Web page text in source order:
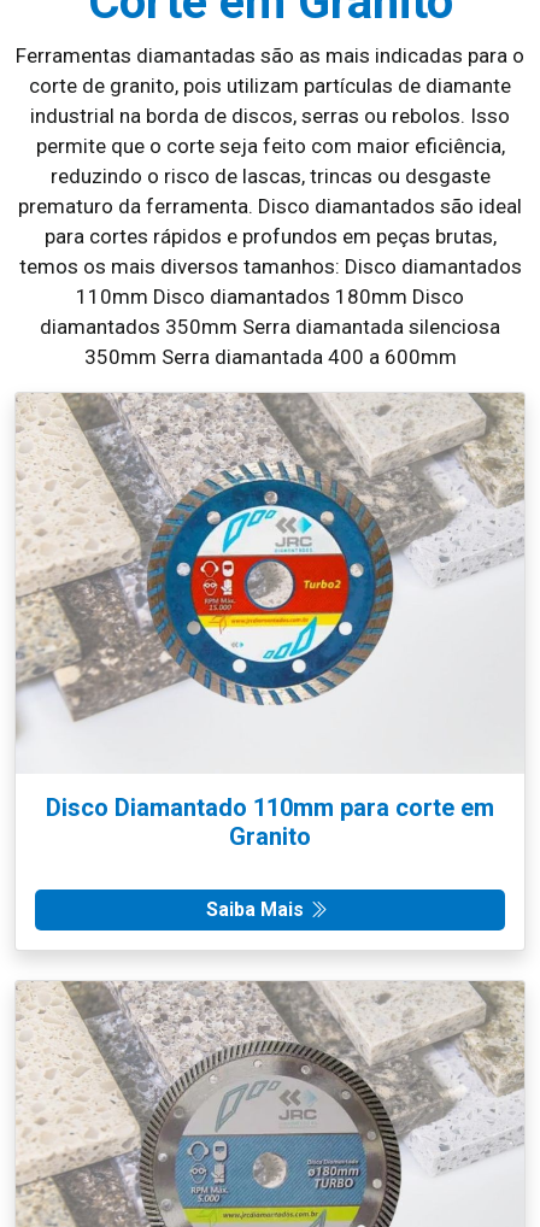
Ferramentas diamantadas são as mais indicadas para o
corte de granito, pois utilizam partículas de diamante
industrial na borda de discos, serras ou rebolos. Isso
permite que o corte seja feito com maior eficiência,
reduzindo o risco de lascas, trincas ou desgaste
prematuro da ferramenta. Disco diamantados são ideal
para cortes rápidos e profundos em peças brutas,
temos os mais diversos tamanhos: Disco diamantados
110mm Disco diamantados 180mm Disco
diamantados 350mm Serra diamantada silenciosa
350mm Serra diamantada 400 a 600mm
Disco Diamantado 110mm para corte em
Granito
Saiba Mais